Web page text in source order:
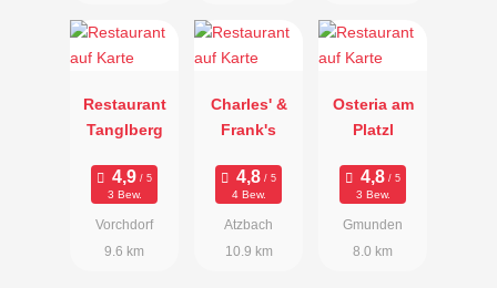
Restaurant
Tanglberg
3 Bew.
Vorchdorf
9.6 km
Charles' &
Frank's
4 Bew.
Atzbach
10.9 km
Osteria am
Platzl
3 Bew.
Gmunden
8.0 km